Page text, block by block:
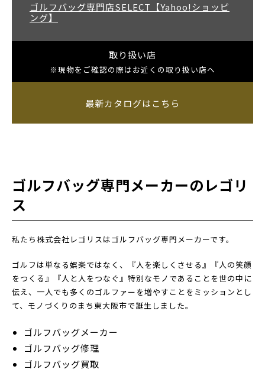
ゴルフバッグ専門店SELECT【Yahoo!ショッピ
ング】
取り扱い店
※現物をご確認の際はお近くの取り扱い店へ
最新カタログはこちら
ゴルフバッグ専門メーカーのレゴリ
ス
私たち株式会社レゴリスはゴルフバッグ専門メーカーです。
ゴルフは単なる娯楽ではなく、『人を楽しくさせる』『人の笑顔
をつくる』『人と人をつなぐ』特別なモノであることを世の中に
伝え、一人でも多くのゴルファーを増やすことをミッションとし
て、モノづくりのまち東大阪市で誕生しました。
ゴルフバッグメーカー
ゴルフバッグ修理
ゴルフバッグ買取